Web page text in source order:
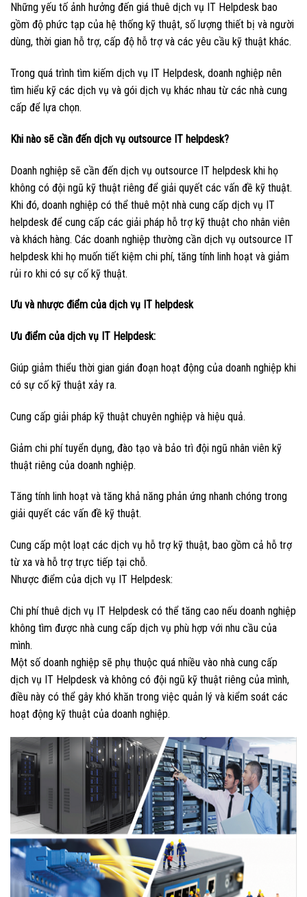
Những yếu tố ảnh hưởng đến giá thuê dịch vụ IT Helpdesk bao
gồm độ phức tạp của hệ thống kỹ thuật, số lượng thiết bị và người
dùng, thời gian hỗ trợ, cấp độ hỗ trợ và các yêu cầu kỹ thuật khác.
Trong quá trình tìm kiếm dịch vụ IT Helpdesk, doanh nghiệp nên
tìm hiểu kỹ các dịch vụ và gói dịch vụ khác nhau từ các nhà cung
cấp để lựa chọn.
Khi nào sẽ cần đến dịch vụ outsource IT helpdesk?
Doanh nghiệp sẽ cần đến dịch vụ outsource IT helpdesk khi họ
không có đội ngũ kỹ thuật riêng để giải quyết các vấn đề kỹ thuật.
Khi đó, doanh nghiệp có thể thuê một nhà cung cấp dịch vụ IT
helpdesk để cung cấp các giải pháp hỗ trợ kỹ thuật cho nhân viên
và khách hàng. Các doanh nghiệp thường cần dịch vụ outsource IT
helpdesk khi họ muốn tiết kiệm chi phí, tăng tính linh hoạt và giảm
rủi ro khi có sự cố kỹ thuật.
Ưu và nhược điểm của dịch vụ IT helpdesk
Ưu điểm của dịch vụ IT Helpdesk:
Giúp giảm thiểu thời gian gián đoạn hoạt động của doanh nghiệp khi
có sự cố kỹ thuật xảy ra.
Cung cấp giải pháp kỹ thuật chuyên nghiệp và hiệu quả.
Giảm chi phí tuyển dụng, đào tạo và bảo trì đội ngũ nhân viên kỹ
thuật riêng của doanh nghiệp.
Tăng tính linh hoạt và tăng khả năng phản ứng nhanh chóng trong
giải quyết các vấn đề kỹ thuật.
Cung cấp một loạt các dịch vụ hỗ trợ kỹ thuật, bao gồm cả hỗ trợ
từ xa và hỗ trợ trực tiếp tại chỗ.
Nhược điểm của dịch vụ IT Helpdesk:
Chi phí thuê dịch vụ IT Helpdesk có thể tăng cao nếu doanh nghiệp
không tìm được nhà cung cấp dịch vụ phù hợp với nhu cầu của
mình.
Một số doanh nghiệp sẽ phụ thuộc quá nhiều vào nhà cung cấp
dịch vụ IT Helpdesk và không có đội ngũ kỹ thuật riêng của mình,
điều này có thể gây khó khăn trong việc quản lý và kiểm soát các
hoạt động kỹ thuật của doanh nghiệp.